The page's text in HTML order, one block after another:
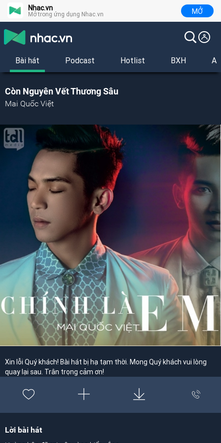
Nhac.vn
Mở trong ứng dụng Nhac.vn MỞ
Bài hát Podcast Hotlist BXH
Còn Nguyên Vết Thương Sâu
Mai Quốc Việt
Xin lỗi Quý khách! Bài hát bị hạ tạm thời. Mong Quý khách vui lòng
quay lại sau. Trân trọng cảm ơn!
Lời bài hát